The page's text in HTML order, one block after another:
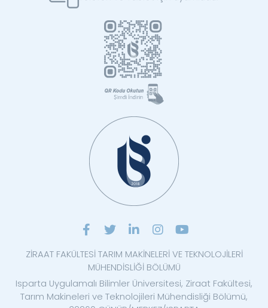
ZİRAAT FAKÜLTESİ TARIM MAKİNELERİ VE TEKNOLOJİLERİ
MÜHENDİSLİĞİ BÖLÜMÜ
Isparta Uygulamalı Bilimler Üniversitesi, Ziraat Fakültesi,
Tarım Makineleri ve Teknolojileri Mühendisliği Bölümü,